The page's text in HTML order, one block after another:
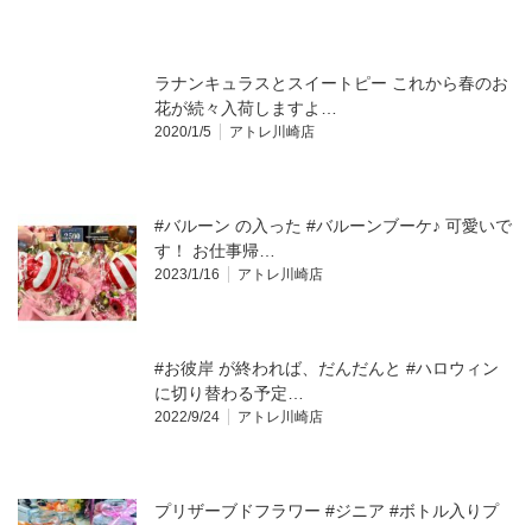
ラナンキュラスとスイートピー これから春のお
花が続々入荷しますよ…
2020/1/5 アトレ川崎店
#バルーン の入った #バルーンブーケ♪ 可愛いで
す！ お仕事帰…
2023/1/16 アトレ川崎店
#お彼岸 が終われば、だんだんと #ハロウィン
に切り替わる予定…
2022/9/24 アトレ川崎店
プリザーブドフラワー #ジニア #ボトル入りプ